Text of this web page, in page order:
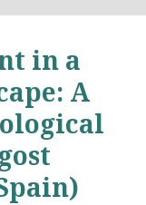
in a
A